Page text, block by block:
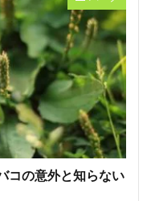
コの意外と知らない